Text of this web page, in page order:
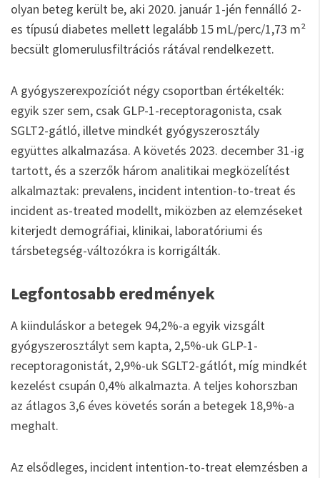
olyan beteg került be, aki 2020. január 1-jén fennálló 2-
es típusú diabetes mellett legalább 15 mL/perc/1,73 m²
becsült glomerulusfiltrációs rátával rendelkezett.
A gyógyszerexpozíciót négy csoportban értékelték:
egyik szer sem, csak GLP-1-receptoragonista, csak
SGLT2-gátló, illetve mindkét gyógyszerosztály
együttes alkalmazása. A követés 2023. december 31-ig
tartott, és a szerzők három analitikai megközelítést
alkalmaztak: prevalens, incident intention-to-treat és
incident as-treated modellt, miközben az elemzéseket
kiterjedt demográfiai, klinikai, laboratóriumi és
társbetegség-változókra is korrigálták.
Legfontosabb eredmények
A kiinduláskor a betegek 94,2%-a egyik vizsgált
gyógyszerosztályt sem kapta, 2,5%-uk GLP-1-
receptoragonistát, 2,9%-uk SGLT2-gátlót, míg mindkét
kezelést csupán 0,4% alkalmazta. A teljes kohorszban
az átlagos 3,6 éves követés során a betegek 18,9%-a
meghalt.
Az elsődleges, incident intention-to-treat elemzésben a